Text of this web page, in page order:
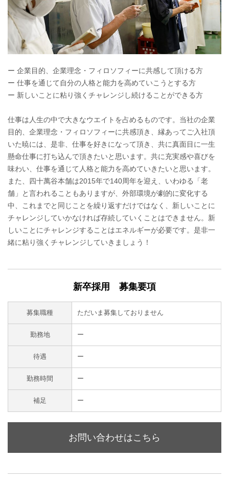
ー 企業目的、企業理念・フィロソフィーに共感して頂ける方
ー 仕事を通じて自分の人格と能力を高めていこうとする方
ー 新しいことに粘り強くチャレンジし続けることができる方
仕事は人生の中で大きなウエイトを占めるものです。当社の企業
目的、企業理念・フィロソフィーに共感頂き、縁あってご入社頂
いた暁には、是非、仕事を好きになって頂き、共に真面目に一生
懸命仕事に打ち込んで頂きたいと思います。共に充実感や喜びを
味わい、仕事を通じて人格と能力を高めていきたいと思います。
また、四十萬谷本舗は2015年で140周年を迎え、いわゆる「老
舗」と言われることもありますが、外部環境が劇的に変化する
中、これまでと同じことを繰り返すだけではなく、新しいことに
チャレンジしていかなければ存続していくことはできません。新
しいことにチャレンジすることはエネルギーが必要です。是非一
緒に粘り強くチャレンジしていきましょう！
新卒採用 募集要項
募集職種 ただいま募集しておりません
勤務地 ー
待遇 ー
勤務時間 ー
補足 ー
お問い合わせはこちら